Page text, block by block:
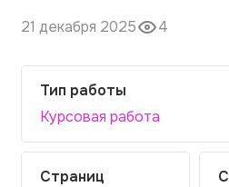
21 декабря 2025 4
Тип работы
Курсовая работа
Страниц